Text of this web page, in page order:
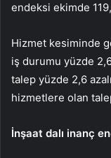
endeksi ekimde
Hizmet kesiminde
iş durumu yüzde
talep yüzde 2,6
hizmetlere olan
İnşaat dalı inanç